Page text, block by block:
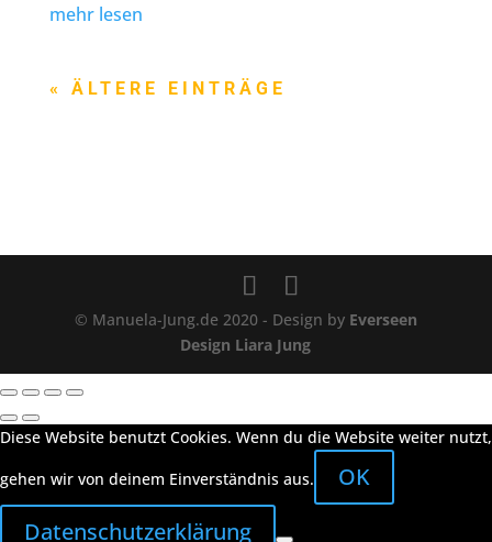
mehr lesen
« ÄLTERE EINTRÄGE
© Manuela-Jung.de 2020 - Design by Everseen
Design Liara Jung
Diese Website benutzt Cookies. Wenn du die Website weiter nutzt,
gehen wir von deinem Einverständnis aus.
OK
Datenschutzerklärung